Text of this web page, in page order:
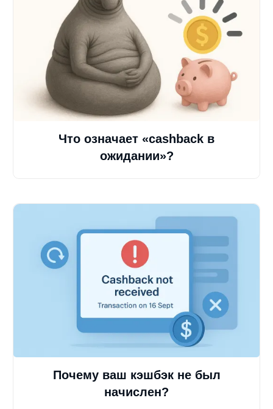
Что означает «cashback в
ожидании»?
Почему ваш кэшбэк не был
начислен?